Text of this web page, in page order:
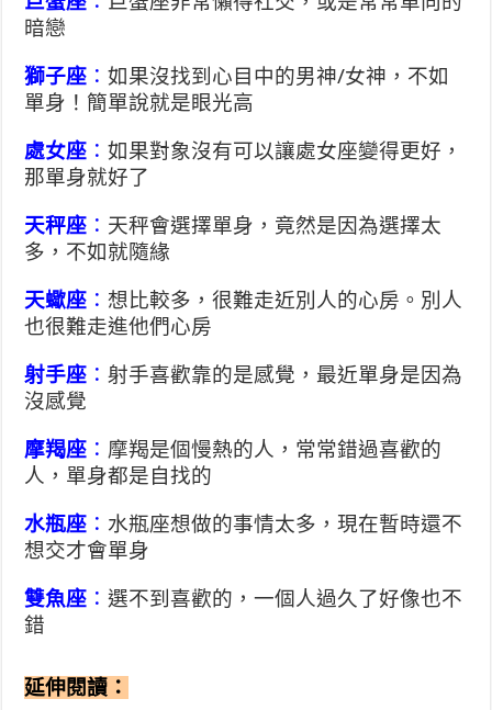
暗戀
獅子座 ：如果沒找到心目中的男神/女神，不如
單身！簡單說就是眼光高
處女座 ：如果對象沒有可以讓處女座變得更好，
那單身就好了
天秤座 ： 天秤會選擇單身，竟然是因為選擇太
多，不如就隨緣
天蠍座 ：想比較多，很難走近別人的心房。別人
也很難走進他們心房
射手座 ：射手喜歡靠的是感覺，最近單身是因為
沒感覺
摩羯座 ： 摩羯是個慢熱的人，常常錯過喜歡的
人，單身都是自找的
水瓶座 ： 水瓶座想做的事情太多，現在暫時還不
想交才會單身
雙魚座 ：選不到喜歡的，一個人過久了好像也不
錯
延伸閱讀：